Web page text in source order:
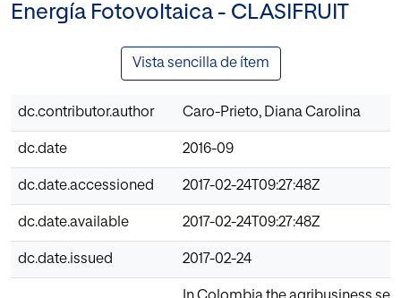
Energía Fotovoltaica - CLASIFRUIT
Vista sencilla de ítem
dc.contributor.author Caro-Prieto, Diana Carolina
dc.date 2016-09
dc.date.accessioned 2017-02-24T09:27:48Z
dc.date.available 2017-02-24T09:27:48Z
dc.date.issued 2017-02-24